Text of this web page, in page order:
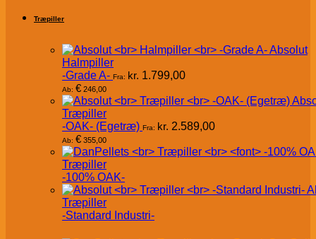
Træpiller
Absolut
Halmpiller
-Grade A- Fra: kr. 1.799,00
Ab: € 246,00
Træpiller
-OAK- (Egetræ) Fra: kr. 2.589,00
Ab: € 355,00
Træpiller
-100% OAK-
Træpiller
-Standard Industri-